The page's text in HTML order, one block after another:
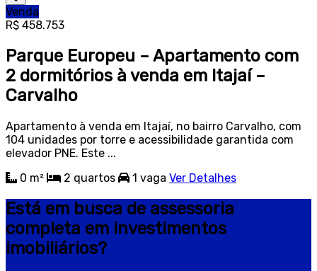
Venda
R$ 458.753
Parque Europeu – Apartamento com
2 dormitórios à venda em Itajaí –
Carvalho
Apartamento à venda em Itajaí, no bairro Carvalho, com
104 unidades por torre e acessibilidade garantida com
elevador PNE. Este ...
0 m²
2 quartos 1 vaga Ver Detalhes
Está em busca de assessoria
completa em investimentos
imobiliários?